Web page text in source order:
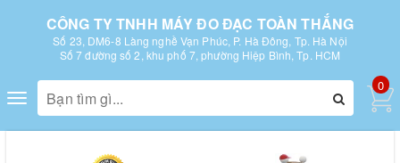
CÔNG TY TNHH MÁY ĐO ĐẠC TOÀN THẮNG
Số 23, DM6-8 Làng nghề Vạn Phúc, P. Hà Đông, Tp. Hà Nội
Số 7 đường số 2, khu phố 7, phường Hiệp Bình, Tp. HCM
Toggle
navigation
0